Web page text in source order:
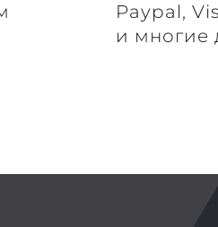
Paypal,
и многие